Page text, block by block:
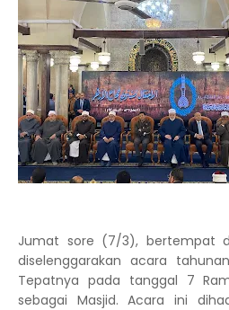
Jumat sore (7/3), bertempat
diselenggarakan acara
Tepatnya pada tanggal 7
sebagai Masjid. Acara ini